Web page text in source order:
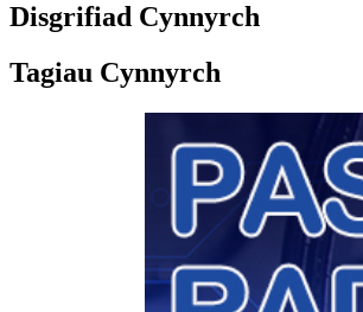
Disgrifiad Cynnyrch
Tagiau Cynnyrch